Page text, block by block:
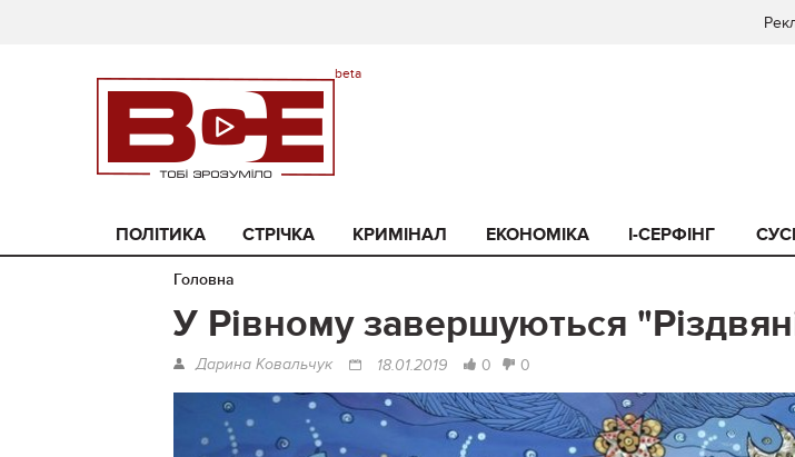
ПОЛІТИКА СТРІЧКА КРИМІНАЛ ЕКОНОМІКА I-СЕРФІНГ
Головна
У Рівному завершуються
Дарина Ковальчук 18.01.2019 0 0